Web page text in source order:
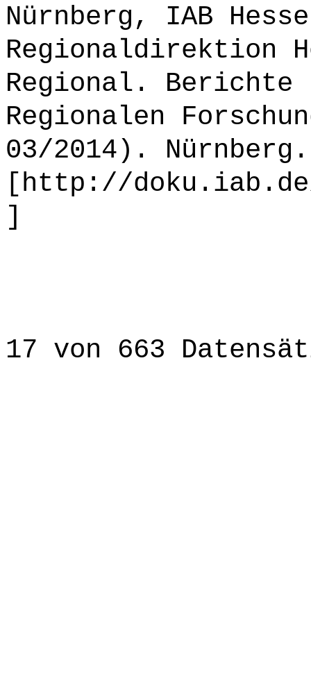
Nürnberg, IAB
Regionaldirektion
Regional. Berichte
Regionalen
03/2014). Nürnberg.
[http://
]
17 von 663